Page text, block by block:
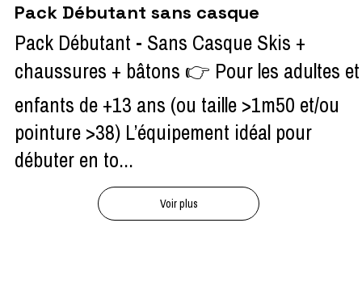
Pack Débutant sans casque
Pack Débutant - Sans Casque Skis +
chaussures + bâtons 👉 Pour les adultes et
enfants de +13 ans (ou taille >1m50 et/ou
pointure >38) L’équipement idéal pour
débuter en to...
Voir plus